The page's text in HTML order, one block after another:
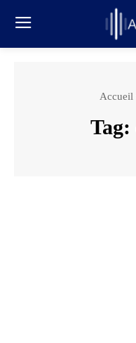
Accueil
Tag: